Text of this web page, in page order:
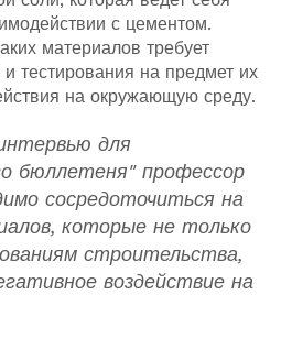
с цементом.
материалов требует
тестирования на предмет их
на окружающую среду.
для
бюллетеня" профессор
сосредоточиться на
которые не только
строительства,
воздействие на